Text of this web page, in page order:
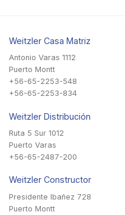
Weitzler Casa Matriz
Antonio Varas 1112
Puerto Montt
+56-65-2253-548
+56-65-2253-834
Weitzler Distribución
Ruta 5 Sur 1012
Puerto Varas
+56-65-2487-200
Weitzler Constructor
Presidente Ibañez 728
Puerto Montt